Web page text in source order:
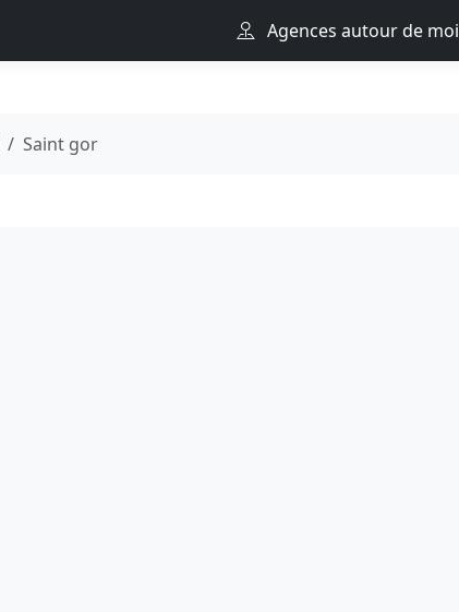
Agences autour de moi
Saint gor